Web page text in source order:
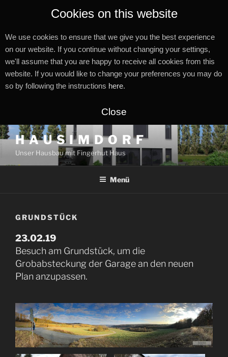
Cookies on this website
We use cookies to ensure that we give you the best experience
on our website. If you continue without changing your settings,
we'll assume that you are happy to receive all cookies from this
website. If you would like to change your preferences you may do
so by following the instructions here.
Close
Zum
Inhalt
springen
H A U S I M D O R F
Unser Hausbau mit Fingerhut Haus
Menü
GRUNDSTÜCK
23.02.19
Besuch am Grundstück, um die
Grobabsteckung der Garage an den neuen
Plan anzupassen.